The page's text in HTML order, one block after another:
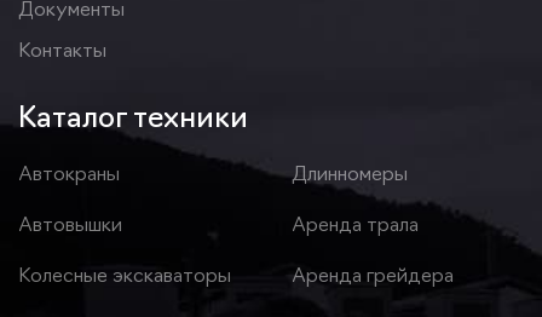
Документы
Контакты
Каталог техники
Автокраны
Автовышки
Колесные экскаваторы
Длинномеры
Аренда трала
Аренда грейдера